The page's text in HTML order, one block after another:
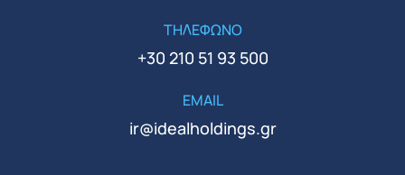
ΤΗΛΕΦΩΝΟ
+30 210 51 93 500
EMAIL
ir@idealholdings.gr